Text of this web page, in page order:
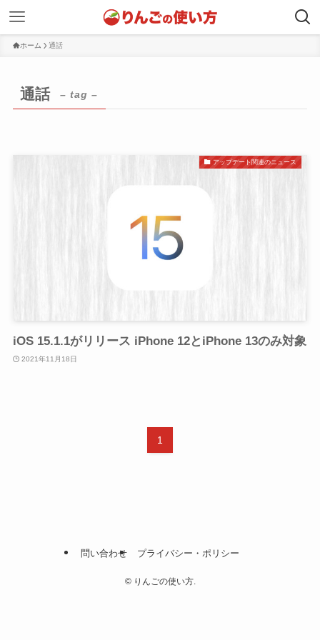
ホーム 通話
通話 – tag –
アップデート関連のニュース
iOS 15.1.1がリリース iPhone 12とiPhone 13のみ対象
2021年11月18日
1
問い合わせ プライバシー・ポリシー
©りんごの使い方.